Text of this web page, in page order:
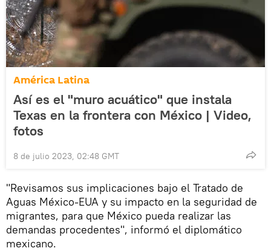
América Latina
Así es el "muro acuático" que instala
Texas en la frontera con México | Video,
fotos
8 de julio 2023, 02:48 GMT
"Revisamos sus implicaciones bajo el Tratado de
Aguas México-EUA y su impacto en la seguridad de
migrantes, para que México pueda realizar las
demandas procedentes", informó el diplomático
mexicano.